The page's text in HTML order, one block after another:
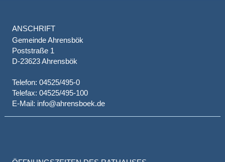
ANSCHRIFT
Gemeinde Ahrensbök
Poststraße 1
D-23623 Ahrensbök
Telefon: 04525/495-0
Telefax: 04525/495-100
E-Mail: info@ahrensboek.de